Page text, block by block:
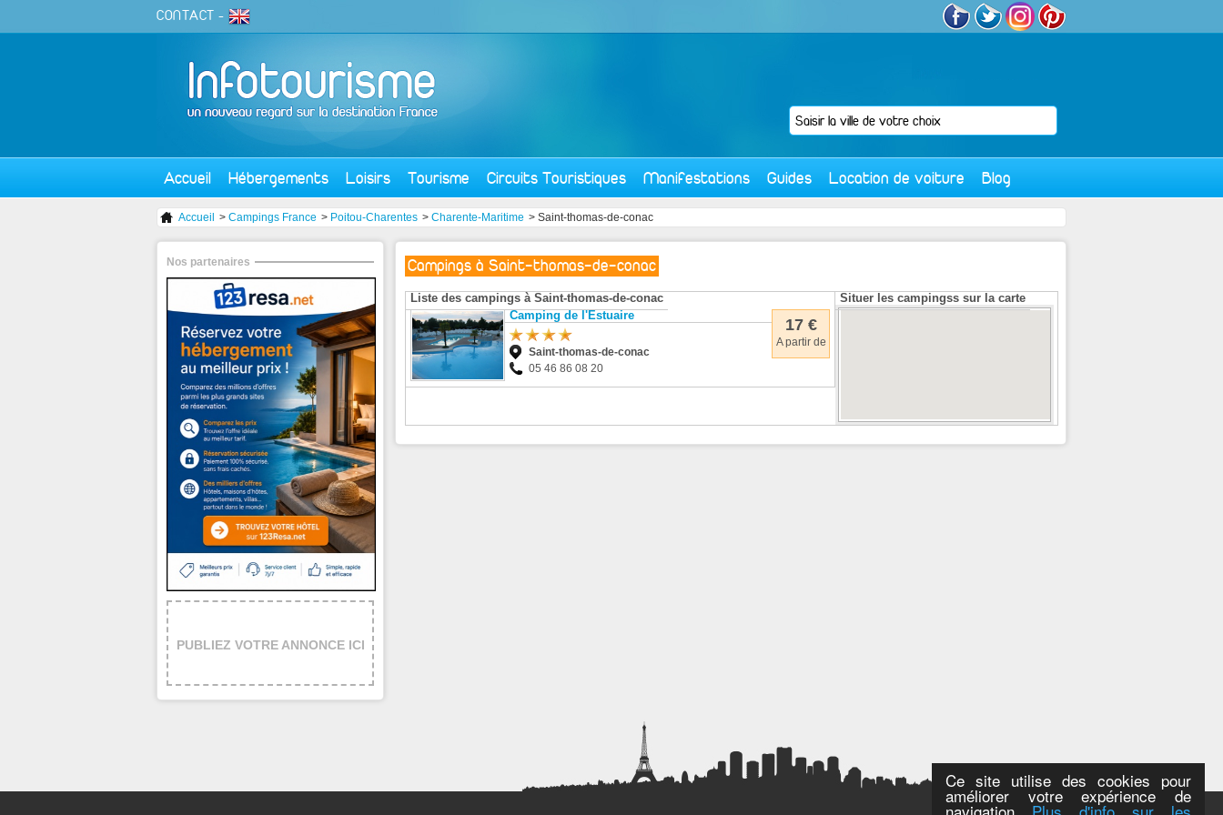
Ce site utilise des cookies pour
améliorer votre expérience de
CONTACT -
Accueil Hébergements Loisirs Tourisme Circuits Touristiques Manifestations Guides Location de voiture Blog
Accueil > Campings France > Poitou-Charentes > Charente-Maritime > Saint-thomas-de-conac
Campings à Saint-thomas-de-conac
Liste des campings à Saint-thomas-de-conac
17 €
A partir de
Camping de l'Estuaire
Saint-thomas-de-conac
05 46 86 08 20
Situer les campingss sur la carte
Nos partenaires
PUBLIEZ VOTRE ANNONCE ICI